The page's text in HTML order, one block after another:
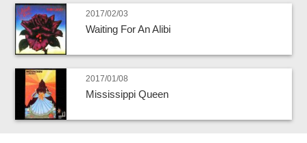
2017/02/03
Waiting For An Alibi
2017/01/08
Mississippi Queen